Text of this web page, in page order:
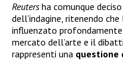
Reutersha comunque
dell’indagine, ritenendo
influenzato
mercato dell’arte e il
rappresenti una questione